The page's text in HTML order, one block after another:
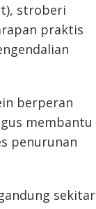
stroberi
praktis
berperan
membantu
penurunan
sekitar